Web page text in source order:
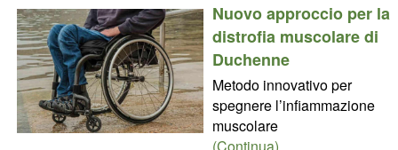
Nuovo approccio per la
distrofia muscolare di
Duchenne
Metodo innovativo per
spegnere l’infiammazione
muscolare
(Continua)